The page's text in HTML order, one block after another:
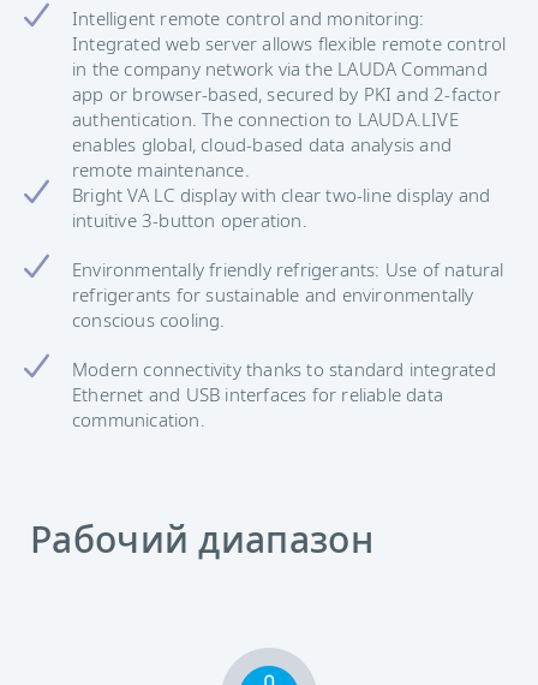
Intelligent remote control and monitoring:
Integrated web server allows flexible remote control
in the company network via the LAUDA Command
app or browser-based, secured by PKI and 2-factor
authentication. The connection to LAUDA.LIVE
enables global, cloud-based data analysis and
remote maintenance.
Bright VA LC display with clear two-line display and
intuitive 3-button operation.
Environmentally friendly refrigerants: Use of natural
refrigerants for sustainable and environmentally
conscious cooling.
Modern connectivity thanks to standard integrated
Ethernet and USB interfaces for reliable data
communication.
Рабочий диапазон